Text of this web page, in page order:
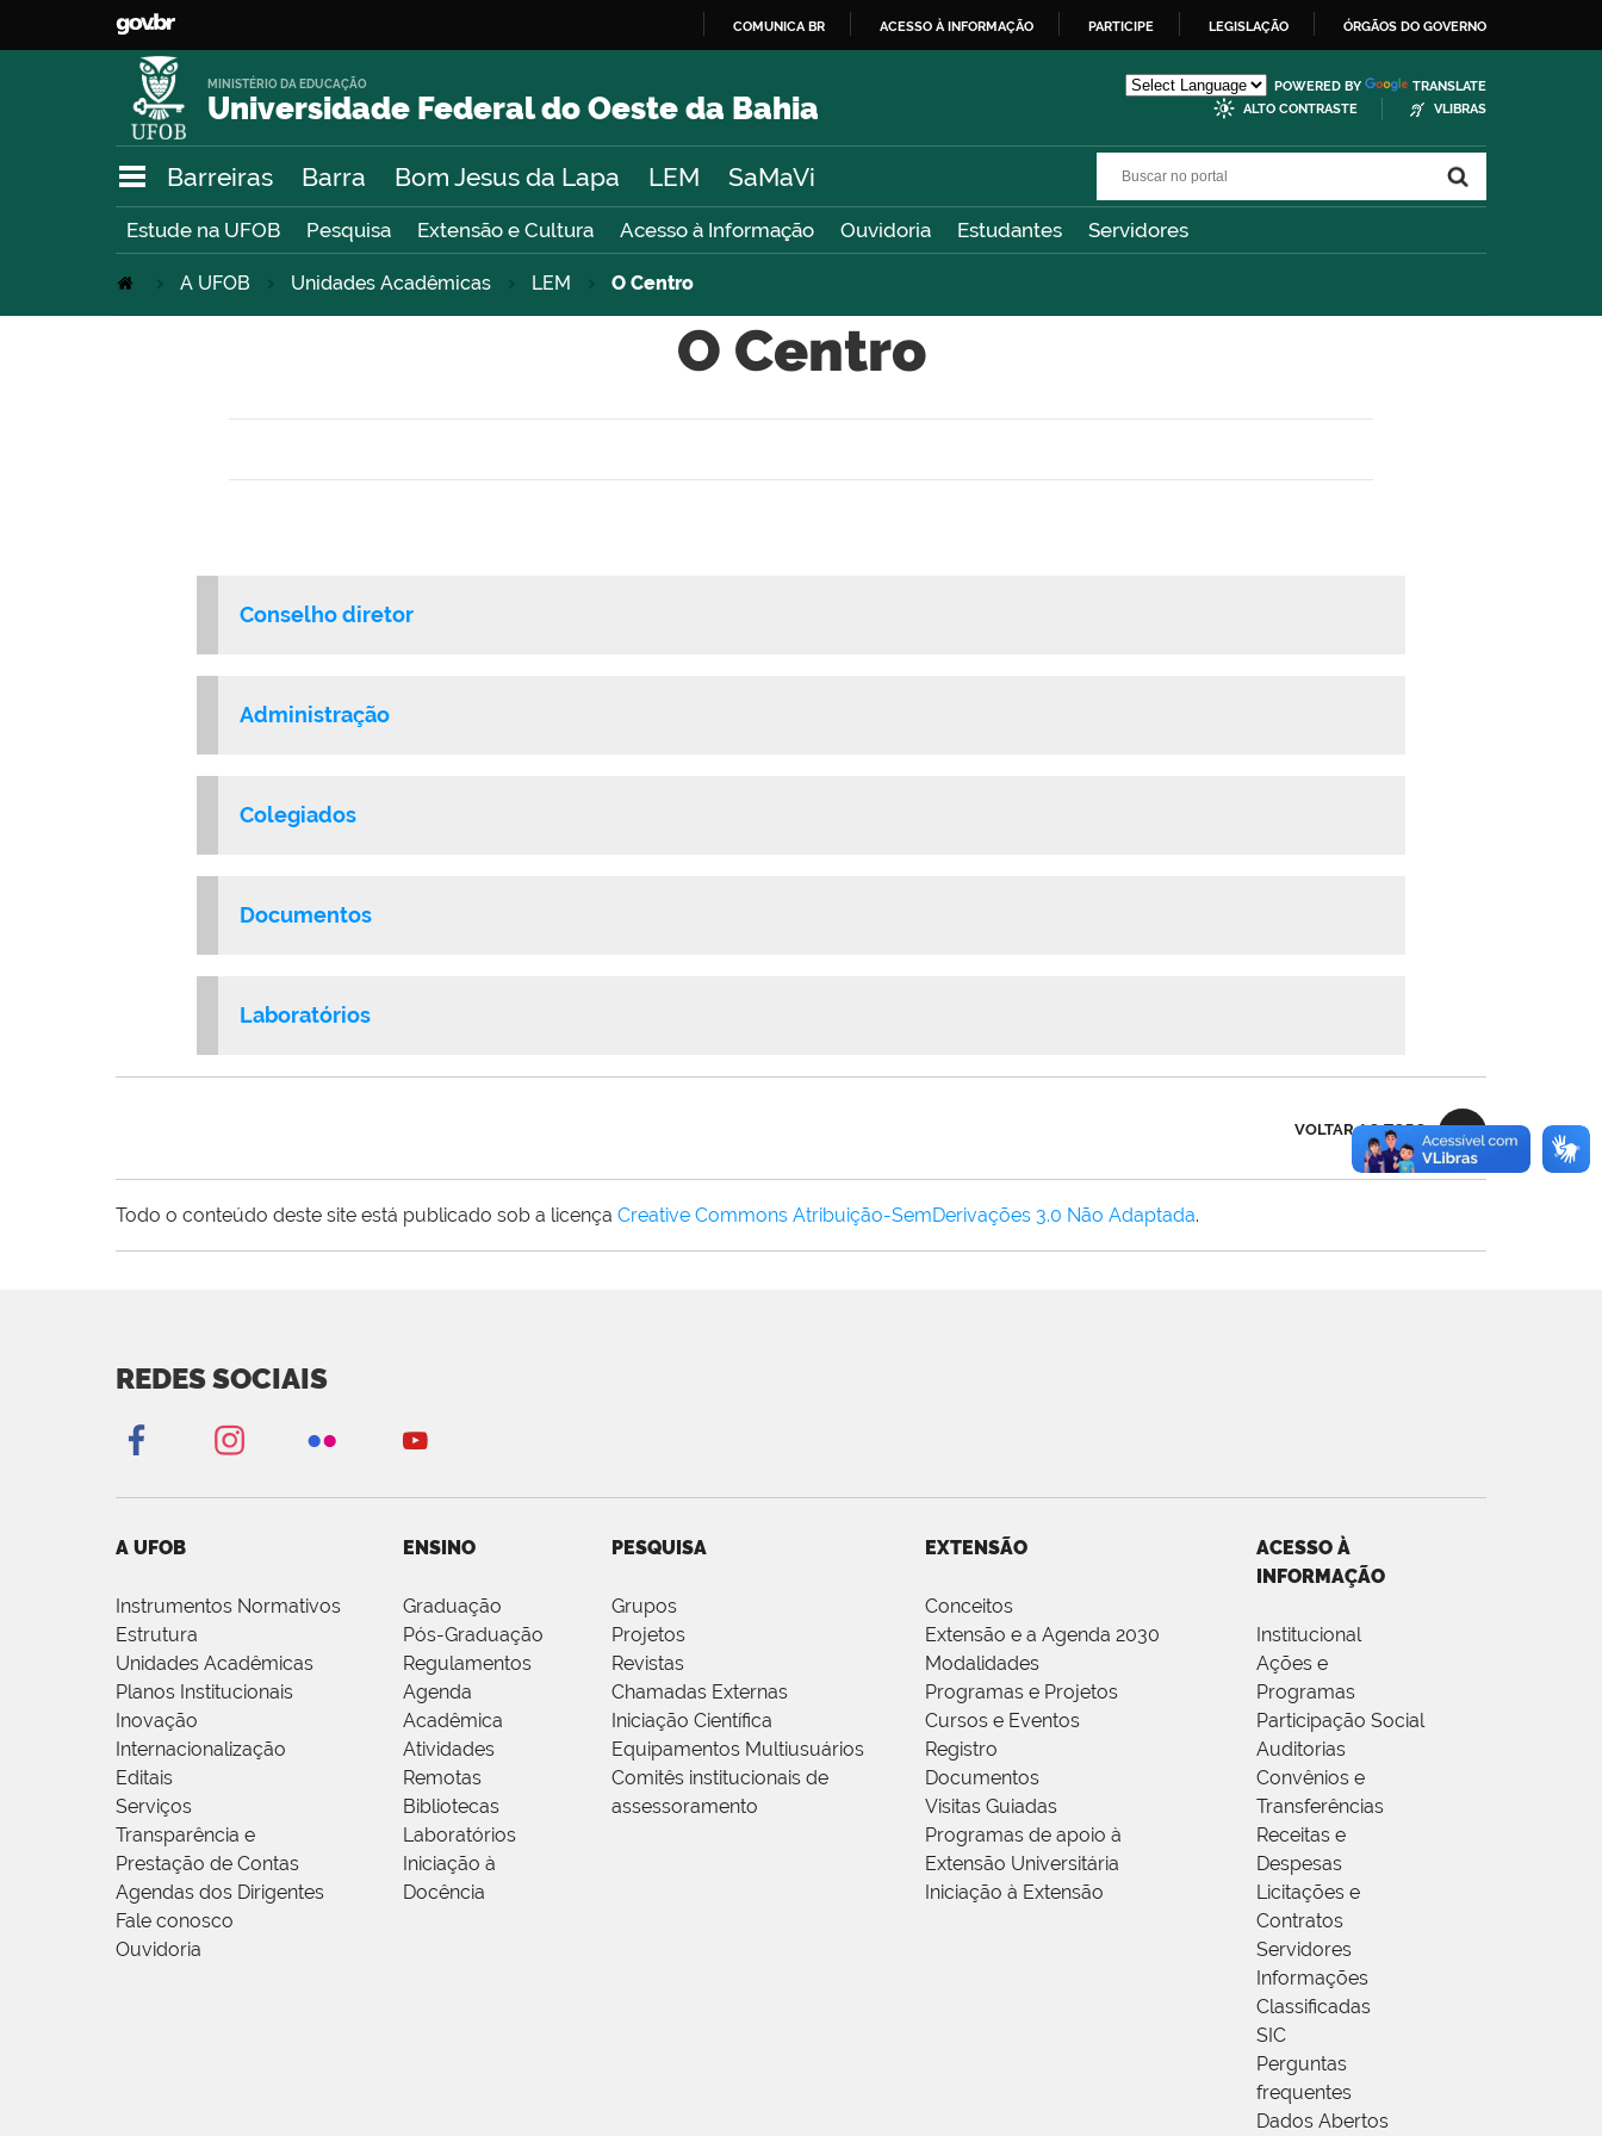
O
COMUNICA BR ACESSO À INFORMAÇÃO PARTICIPE LEGISLAÇÃO ÓRGÃOS DO GOVERNO
Universidade Federal do Oeste da Bahia
MINISTÉRIO DA EDUCAÇÃO POWERED BY
TRANSLATE
ALTO CONTRASTE
VLIBRAS
Barreiras Barra Bom Jesus da Lapa LEM SaMaVi
Estude na UFOB Pesquisa Extensão e Cultura Acesso à Informação Ouvidoria Estudantes Servidores
A UFOB Unidades Acadêmicas LEM O Centro
O Centro
Conselho diretor
Administração
Colegiados
Documentos
Laboratórios
VOLTAR AO TOPO
Todo o conteúdo deste site está publicado sob a licença Creative Commons Atribuição-SemDerivações 3.0 Não Adaptada.
REDES SOCIAIS
A UFOB
Instrumentos Normativos
Estrutura
Unidades Acadêmicas
Planos Institucionais
Inovação
Internacionalização
Editais
Serviços
Transparência e
Prestação de Contas
Agendas dos Dirigentes
Fale conosco
Ouvidoria
ENSINO
Graduação
Pós-Graduação
Regulamentos
Agenda
Acadêmica
Atividades
Remotas
Bibliotecas
Laboratórios
Iniciação à
Docência
PESQUISA
Grupos
Projetos
Revistas
Chamadas Externas
Iniciação Científica
Equipamentos Multiusuários
Comitês institucionais de
assessoramento
EXTENSÃO
Conceitos
Extensão e a Agenda 2030
Modalidades
Programas e Projetos
Cursos e Eventos
Registro
Documentos
Visitas Guiadas
Programas de apoio à
Extensão Universitária
Iniciação à Extensão
ACESSO À
INFORMAÇÃO
Institucional
Ações e
Programas
Participação Social
Auditorias
Convênios e
Transferências
Receitas e
Despesas
Licitações e
Contratos
Servidores
Informações
Classificadas
SIC
Perguntas
frequentes
Dados Abertos